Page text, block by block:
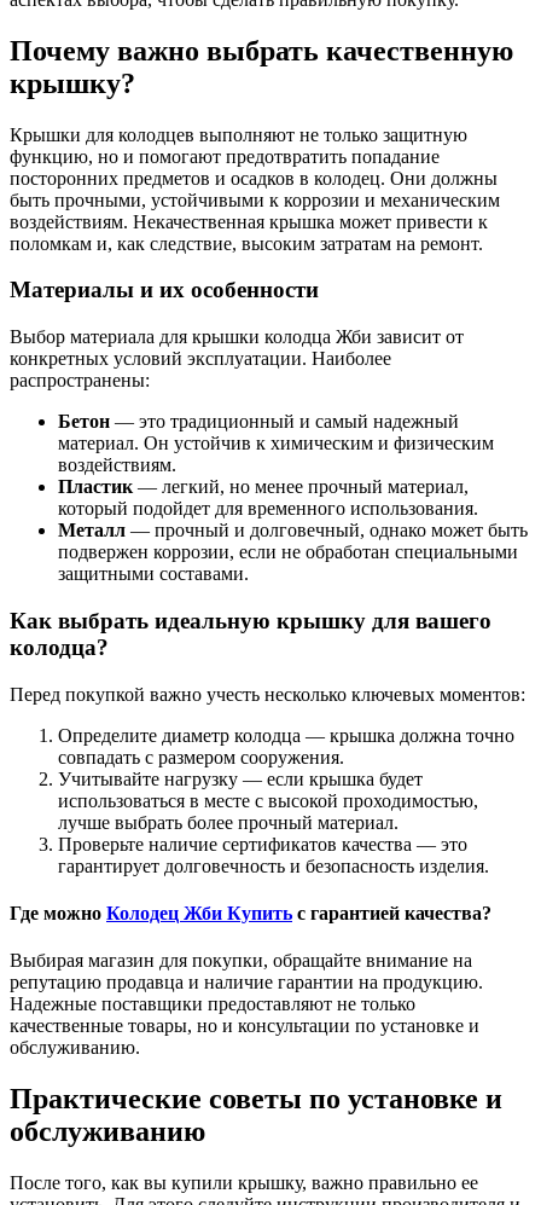
Почему важно выбрать качественную
крышку?
Крышки для колодцев выполняют не только защитную
функцию, но и помогают предотвратить попадание
посторонних предметов и осадков в колодец. Они должны
быть прочными, устойчивыми к коррозии и механическим
воздействиям. Некачественная крышка может привести к
поломкам и, как следствие, высоким затратам на ремонт.
Материалы и их особенности
Выбор материала для крышки колодца Жби зависит от
конкретных условий эксплуатации. Наиболее
распространены:
Бетон — это традиционный и самый надежный
материал. Он устойчив к химическим и физическим
воздействиям.
Пластик — легкий, но менее прочный материал,
который подойдет для временного использования.
Металл — прочный и долговечный, однако может быть
подвержен коррозии, если не обработан специальными
защитными составами.
Как выбрать идеальную крышку для вашего
колодца?
Перед покупкой важно учесть несколько ключевых моментов:
Определите диаметр колодца — крышка должна точно
совпадать с размером сооружения.
Учитывайте нагрузку — если крышка будет
использоваться в месте с высокой проходимостью,
лучше выбрать более прочный материал.
Проверьте наличие сертификатов качества — это
гарантирует долговечность и безопасность изделия.
Где можно Колодец Жби Купить с гарантией качества?
Выбирая магазин для покупки, обращайте внимание на
репутацию продавца и наличие гарантии на продукцию.
Надежные поставщики предоставляют не только
качественные товары, но и консультации по установке и
обслуживанию.
Практические советы по установке и
обслуживанию
После того, как вы купили крышку, важно правильно ее